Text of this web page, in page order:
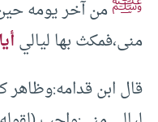
من آخر يومه
منى،فمكث بها ليالي
قال ابن قدامه:وظاهر